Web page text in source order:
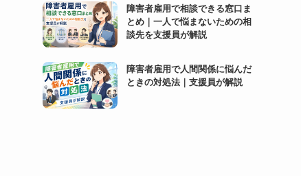
障害者雇用で相談できる窓口ま
とめ｜一人で悩まないための相
談先を支援員が解説
障害者雇用で人間関係に悩んだ
ときの対処法｜支援員が解説